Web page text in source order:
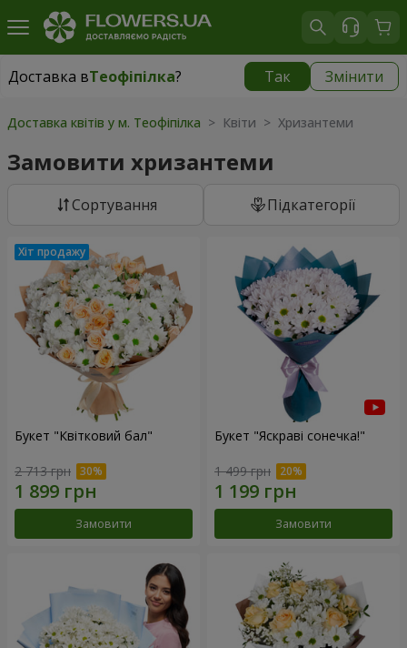
Доставка вТеофіпілка? Так Змінити
Доставка вТеофіпілка| безкоштовно
Доставка квітів у м. Теофіпілка > Квіти > Хризантеми
Замовити хризантеми
Сортування Підкатегорії
Букет "Квітковий бал"
2 713 грн
Замовити
Букет "Яскраві сонечка!"
1 499 грн
Замовити